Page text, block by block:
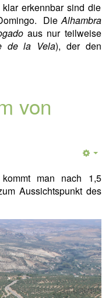
erkennbar sind die
DieAlhambra
aus nur teilweise
de la Vela), der den
von
man nach 1,5
Aussichtspunkt des